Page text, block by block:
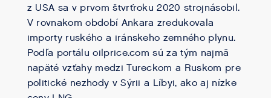
z USA sa v prvom štvrťroku 2020 strojnásobil.
V rovnakom období Ankara zredukovala
importy ruského a iránskeho zemného plynu.
Podľa portálu oilprice.com sú za tým najmä
napäté vzťahy medzi Tureckom a Ruskom pre
politické nezhody v Sýrii a Líbyi, ako aj nízke